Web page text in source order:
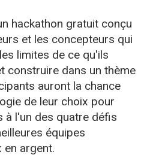
hackathon gratuit conçu
et les concepteurs qui
limites de ce qu'ils
construire dans un thème
auront la chance
de leur choix pour
à l'un des quatre défis
équipes
argent.